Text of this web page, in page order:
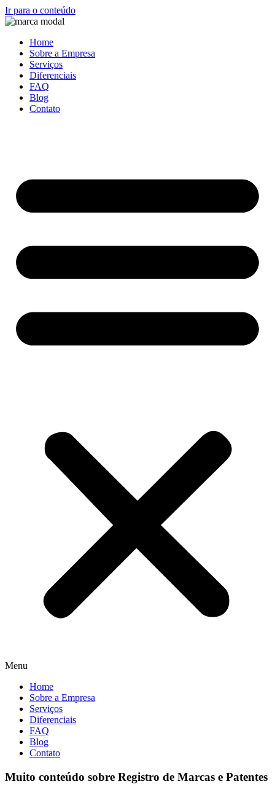
Ir para o conteúdo
Home
Sobre a Empresa
Serviços
Diferenciais
FAQ
Blog
Contato
Menu
Home
Sobre a Empresa
Serviços
Diferenciais
FAQ
Blog
Contato
Muito conteúdo sobre Registro de Marcas e Patentes